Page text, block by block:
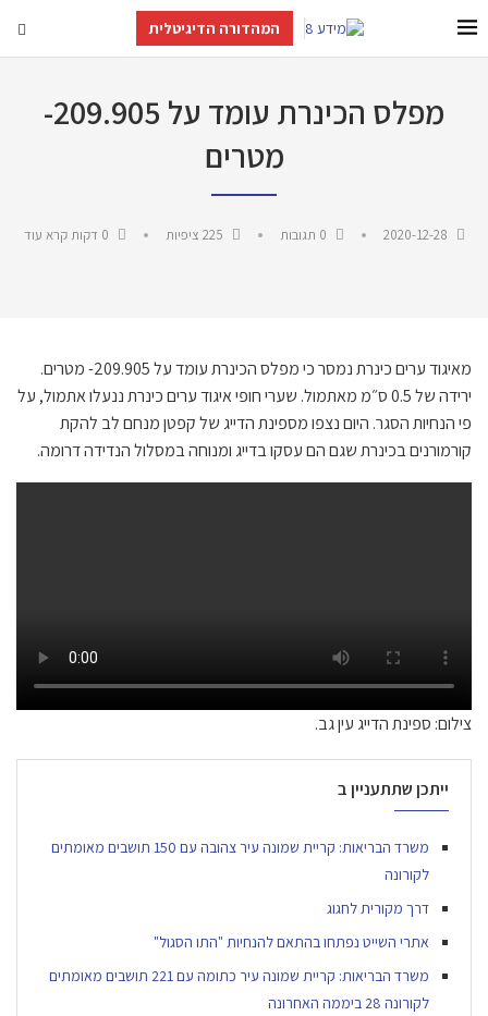
המהדורה הדיגיטלית
מפלס הכינרת עומד על 209.905-
מטרים
2020-12-28
225 ציפיות
מאיגוד ערים כינרת נמסר כי מפלס הכינרת עומד על 209.905- מטרים.
ירידה של 0.5 ס״מ מאתמול. שערי חופי איגוד ערים כינרת ננעלו אתמול, על
פי הנחיות הסגר. היום נצפו מספינת הדייג של קפטן מנחם לב להקת
קורמורנים בכינרת שגם הם עסקו בדייג ומנוחה במסלול הנדידה דרומה.
צילום: ספינת הדייג עין גב.
ייתכן שתתעניין ב
משרד הבריאות: קריית שמונה עיר צהובה עם 150 תושבים מאומתים
לקורונה
דרך מקורית לחגוג
אתרי השייט נפתחו בהתאם להנחיות "התו הסגול"
משרד הבריאות: קריית שמונה עיר כתומה עם 221 תושבים מאומתים
לקורונה 28 ביממה האחרונה